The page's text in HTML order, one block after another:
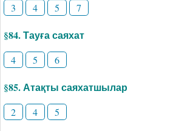
3 4 5 7
§84. Тауға саяхат
4 5 6
§85. Атақты саяхатшылар
2 4 5